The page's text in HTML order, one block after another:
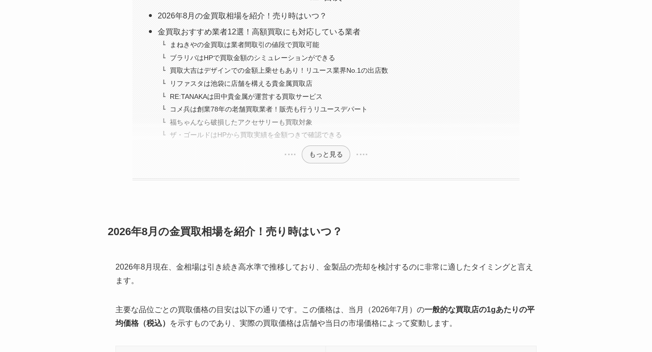
2026年8月の金買取相場を紹介！売り時はいつ？
金買取おすすめ業者12選！高額買取にも対応している業者
まねきやの金買取は業者間取引の値段で買取可能
ブラリバはHPで買取金額のシミュレーションができる
買取大吉はデザインでの金額上乗せもあり！リユース業界No.1の出店数
リファスタは池袋に店舗を構える貴金属買取店
RE:TANAKAは田中貴金属が運営する買取サービス
コメ兵は創業78年の老舗買取業者！販売も行うリユースデパート
福ちゃんなら破損したアクセサリーも買取対象
ザ・ゴールドはHPから買取実績を金額つきで確認できる
もっと見る
2026年8月の金買取相場を紹介！売り時はいつ？
2026年8月現在、金相場は引き続き高水準で推移しており、金製品の売却を検討するのに非常に適したタイミングと言え
ます。
主要な品位ごとの買取価格の目安は以下の通りです。この価格は、当月（2026年7月）の一般的な買取店の1gあたりの平
均価格（税込）
を示すものであり、実際の買取価格は店舗や当日の市場価格によって変動します。